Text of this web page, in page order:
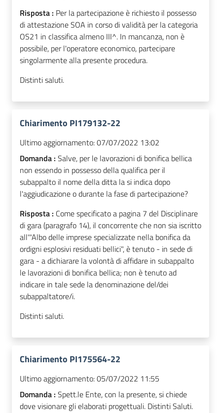
Risposta : Per la partecipazione è richiesto il possesso
di attestazione SOA in corso di validità per la categoria
OS21 in classifica almeno III^. In mancanza, non è
possibile, per l'operatore economico, partecipare
singolarmente alla presente procedura.
Distinti saluti.
Chiarimento PI179132-22
Ultimo aggiornamento:07/07/2022 13:02
Domanda : Salve, per le lavorazioni di bonifica bellica
non essendo in possesso della qualifica per il
subappalto il nome della ditta la si indica dopo
l'aggiudicazione o durante la fase di partecipazione?
Risposta : Come specificato a pagina 7 del Disciplinare
di gara (paragrafo 14), il concorrente che non sia iscritto
all'"Albo delle imprese specializzate nella bonifica da
ordigni esplosivi residuati bellici", è tenuto - in sede di
gara - a dichiarare la volontà di affidare in subappalto
le lavorazioni di bonifica bellica; non è tenuto ad
indicare in tale sede la denominazione del/dei
subappaltatore/i.
Distinti saluti.
Chiarimento PI175564-22
Ultimo aggiornamento:05/07/2022 11:55
Domanda : Spett.le Ente, con la presente, si chiede
dove visionare gli elaborati progettuali. Distinti Saluti.